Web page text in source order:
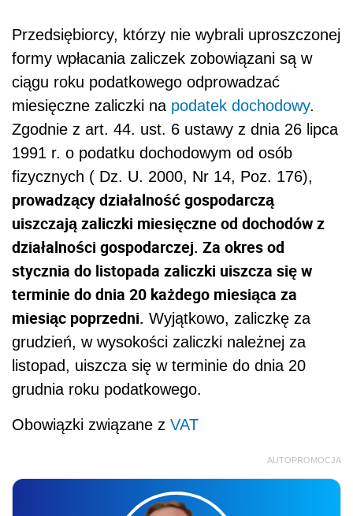
Przedsiębiorcy, którzy nie wybrali uproszczonej
formy wpłacania zaliczek zobowiązani są w
ciągu roku podatkowego odprowadzać
miesięczne zaliczki na podatek dochodowy.
Zgodnie z art. 44. ust. 6 ustawy z dnia 26 lipca
1991 r. o podatku dochodowym od osób
fizycznych ( Dz. U. 2000, Nr 14, Poz. 176),
prowadzący działalność gospodarczą
uiszczają zaliczki miesięczne od dochodów z
działalności gospodarczej. Za okres od
stycznia do listopada zaliczki uiszcza się w
terminie do dnia 20 każdego miesiąca za
miesiąc poprzedni. Wyjątkowo, zaliczkę za
grudzień, w wysokości zaliczki należnej za
listopad, uiszcza się w terminie do dnia 20
grudnia roku podatkowego.
Obowiązki związane z VAT
AUTOPROMOCJA